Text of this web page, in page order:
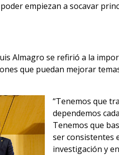
empiezan a socavar
Almagro se refirió a la
que puedan mejorar
“Tenemos que
dependemos
Tenemos que
ser consistentes
investigación y